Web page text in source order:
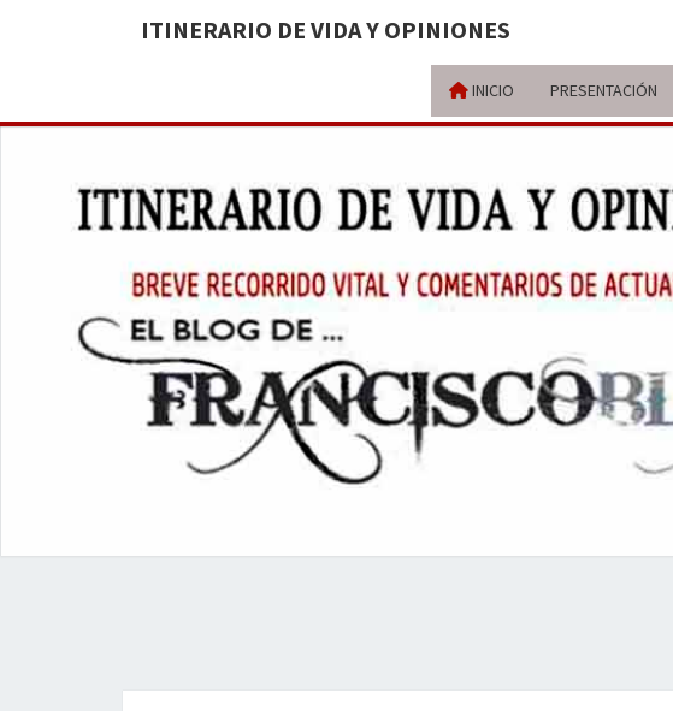
ITINERARIO DE VIDA Y OPINIONES
INICIO PRESENTACIÓN